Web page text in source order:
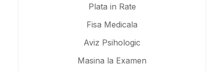
Plata in Rate
Fisa Medicala
Aviz Psihologic
Masina la Examen